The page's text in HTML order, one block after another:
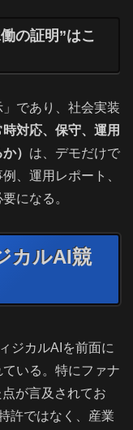
の証明”はこ
であり、社会実装
対応、保守、運用
） は、デモだけで
、運用レポート、
になる。
カルAI競
ジカルAIを前面に
いる。特にファナ
が言及されてお
許ではなく、産業